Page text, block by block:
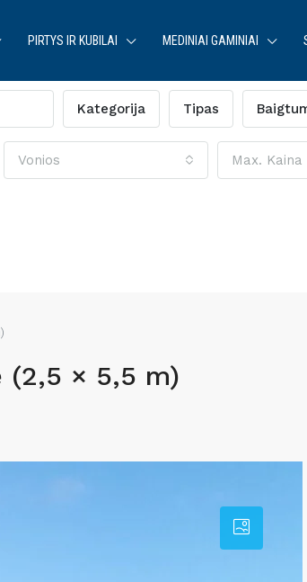
PIRTYS IR KUBILAI MEDINIAI GAMINIAI
Kategorija Tipas
Vonios Max. Kaina
(2,5 × 5,5 m)